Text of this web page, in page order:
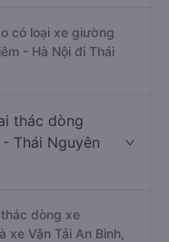
có loại xe giường
- Hà Nội đi Thái
thác dòng
Thái Nguyên
dòng xe
Vận Tải An Bình,